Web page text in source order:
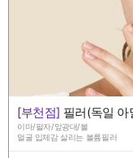
[부천점] 필러(독일 아
이마/팔자/앞광대/볼
얼굴 입체감 살리는 볼륨필러